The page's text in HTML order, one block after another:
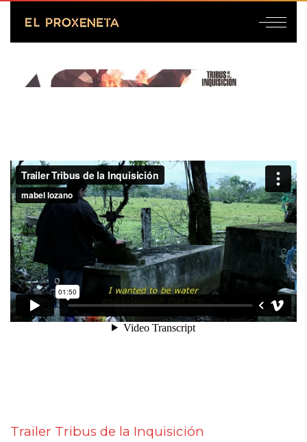
Trailer Tribus de la Inquisición